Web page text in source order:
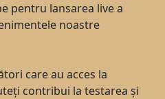
pentru lansarea live a
noastre
care au acces la
contribui la testarea și